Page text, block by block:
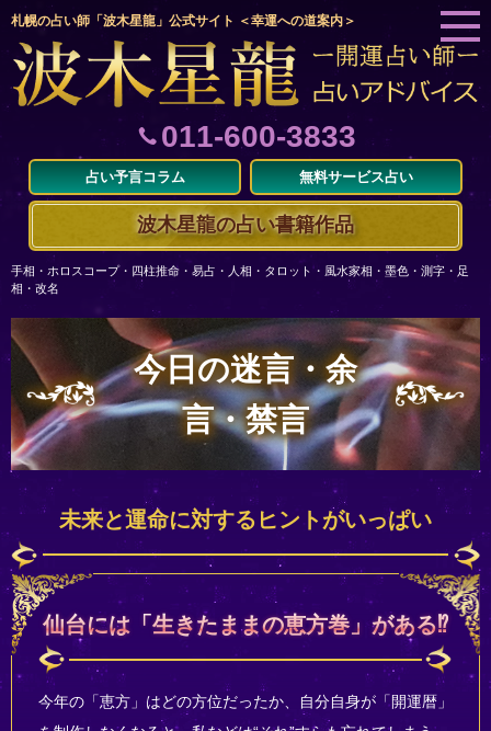
札幌の占い師「波木星龍」公式サイト ＜幸運への道案内＞
011-600-3833
占い予言コラム 無料サービス占い
波木星龍の占い書籍作品
手相・ホロスコープ・四柱推命・易占・人相・タロット・風水家相・墨色・測字・足
相・改名
今日の迷言・余
言・禁言
未来と運命に対するヒントがいっぱい
仙台には「生きたままの恵方巻」がある⁉
今年の「恵方」はどの方位だったか、自分自身が「開運暦」